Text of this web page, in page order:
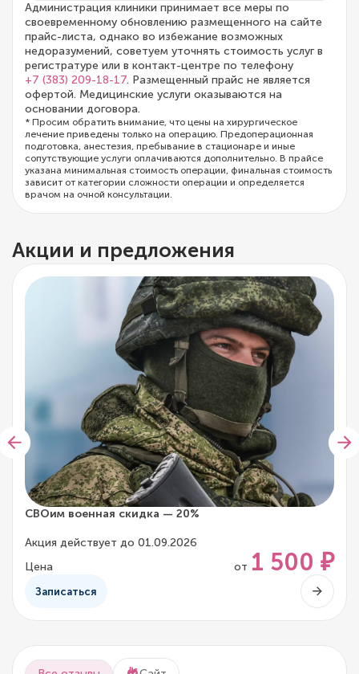
Администрация клиники принимает все меры по
своевременному обновлению размещенного на сайте
прайс-листа, однако во избежание возможных
недоразумений, советуем уточнять стоимость услуг в
регистратуре или в контакт-центре по телефону
+7 (383) 209-18-17. Размещенный прайс не является
офертой. Медицинские услуги оказываются на
основании договора.
* Просим обратить внимание, что цены на хирургическое
лечение приведены только на операцию. Предоперационная
подготовка, анестезия, пребывание в стационаре и иные
сопутствующие услуги оплачиваются дополнительно. В прайсе
указана минимальная стоимость операции, финальная стоимость
зависит от категории сложности операции и определяется
врачом на очной консультации.
Акции и предложения
СВОим военная скидка — 20%
Акция действует до 01.09.2026
Цена
от 1 500 ₽
Записаться